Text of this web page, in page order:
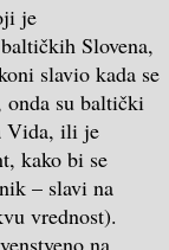
je
Slovena,
slavio kada se
onda su baltički
Vida, ili je
kako bi se
– slavi na
vrednost).
na